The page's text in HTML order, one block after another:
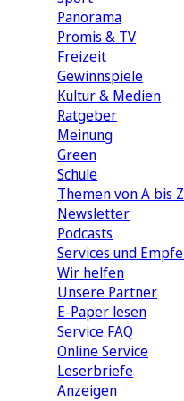
Panorama
Promis & TV
Freizeit
Gewinnspiele
Kultur & Medien
Ratgeber
Meinung
Green
Schule
Themen von A bis Z
Newsletter
Podcasts
Services und
Wir helfen
Unsere Partner
E-Paper lesen
Service FAQ
Online Service
Leserbriefe
Anzeigen